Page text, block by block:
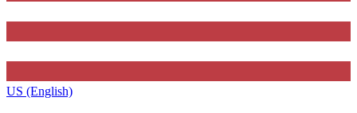
US (English)